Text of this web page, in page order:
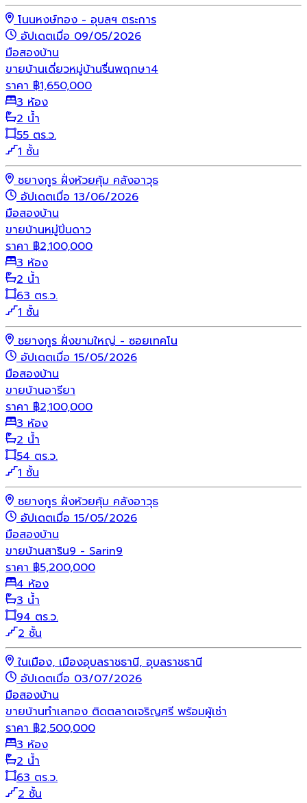
โนนหงษ์ทอง - อุบลฯ ตระการ
อัปเดตเมื่อ 09/05/2026
มือสองบ้าน
ขายบ้านเดี่ยวหมู่บ้านรื่นพฤกษา4
ราคา ฿1,650,000
3 ห้อง
2 น้ำ
55 ตร.ว.
1 ชั้น
ชยางกูร ฝั่งห้วยคุ้ม คลังอาวุธ
อัปเดตเมื่อ 13/06/2026
มือสองบ้าน
ขายบ้านหมู่ปิ่นดาว
ราคา ฿2,100,000
3 ห้อง
2 น้ำ
63 ตร.ว.
1 ชั้น
ชยางกูร ฝั่งขามใหญ่ - ซอยเทคโน
อัปเดตเมื่อ 15/05/2026
มือสองบ้าน
ขายบ้านอารียา
ราคา ฿2,100,000
3 ห้อง
2 น้ำ
54 ตร.ว.
1 ชั้น
ชยางกูร ฝั่งห้วยคุ้ม คลังอาวุธ
อัปเดตเมื่อ 15/05/2026
มือสองบ้าน
ขายบ้านสาริน9 - Sarin9
ราคา ฿5,200,000
4 ห้อง
3 น้ำ
94 ตร.ว.
2 ชั้น
ในเมือง, เมืองอุบลราชธานี, อุบลราชธานี
อัปเดตเมื่อ 03/07/2026
มือสองบ้าน
ขายบ้านทำเลทอง ติดตลาดเจริญศรี พร้อมผู้เช่า
ราคา ฿2,500,000
3 ห้อง
2 น้ำ
63 ตร.ว.
2 ชั้น